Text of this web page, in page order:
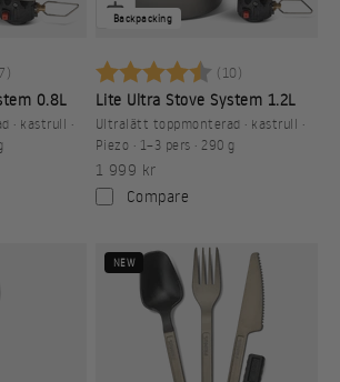
4.9 utav 5 stjärnor
0.8L
· kastrull ·
Backpacking
Betyg: (10)
Lite Ultra Stove System 1.2L
Ultralätt toppmonterad · kastrull ·
Piezo · 1–3 pers · 290 g
REA-pris
1 999 kr
Compare
NEW